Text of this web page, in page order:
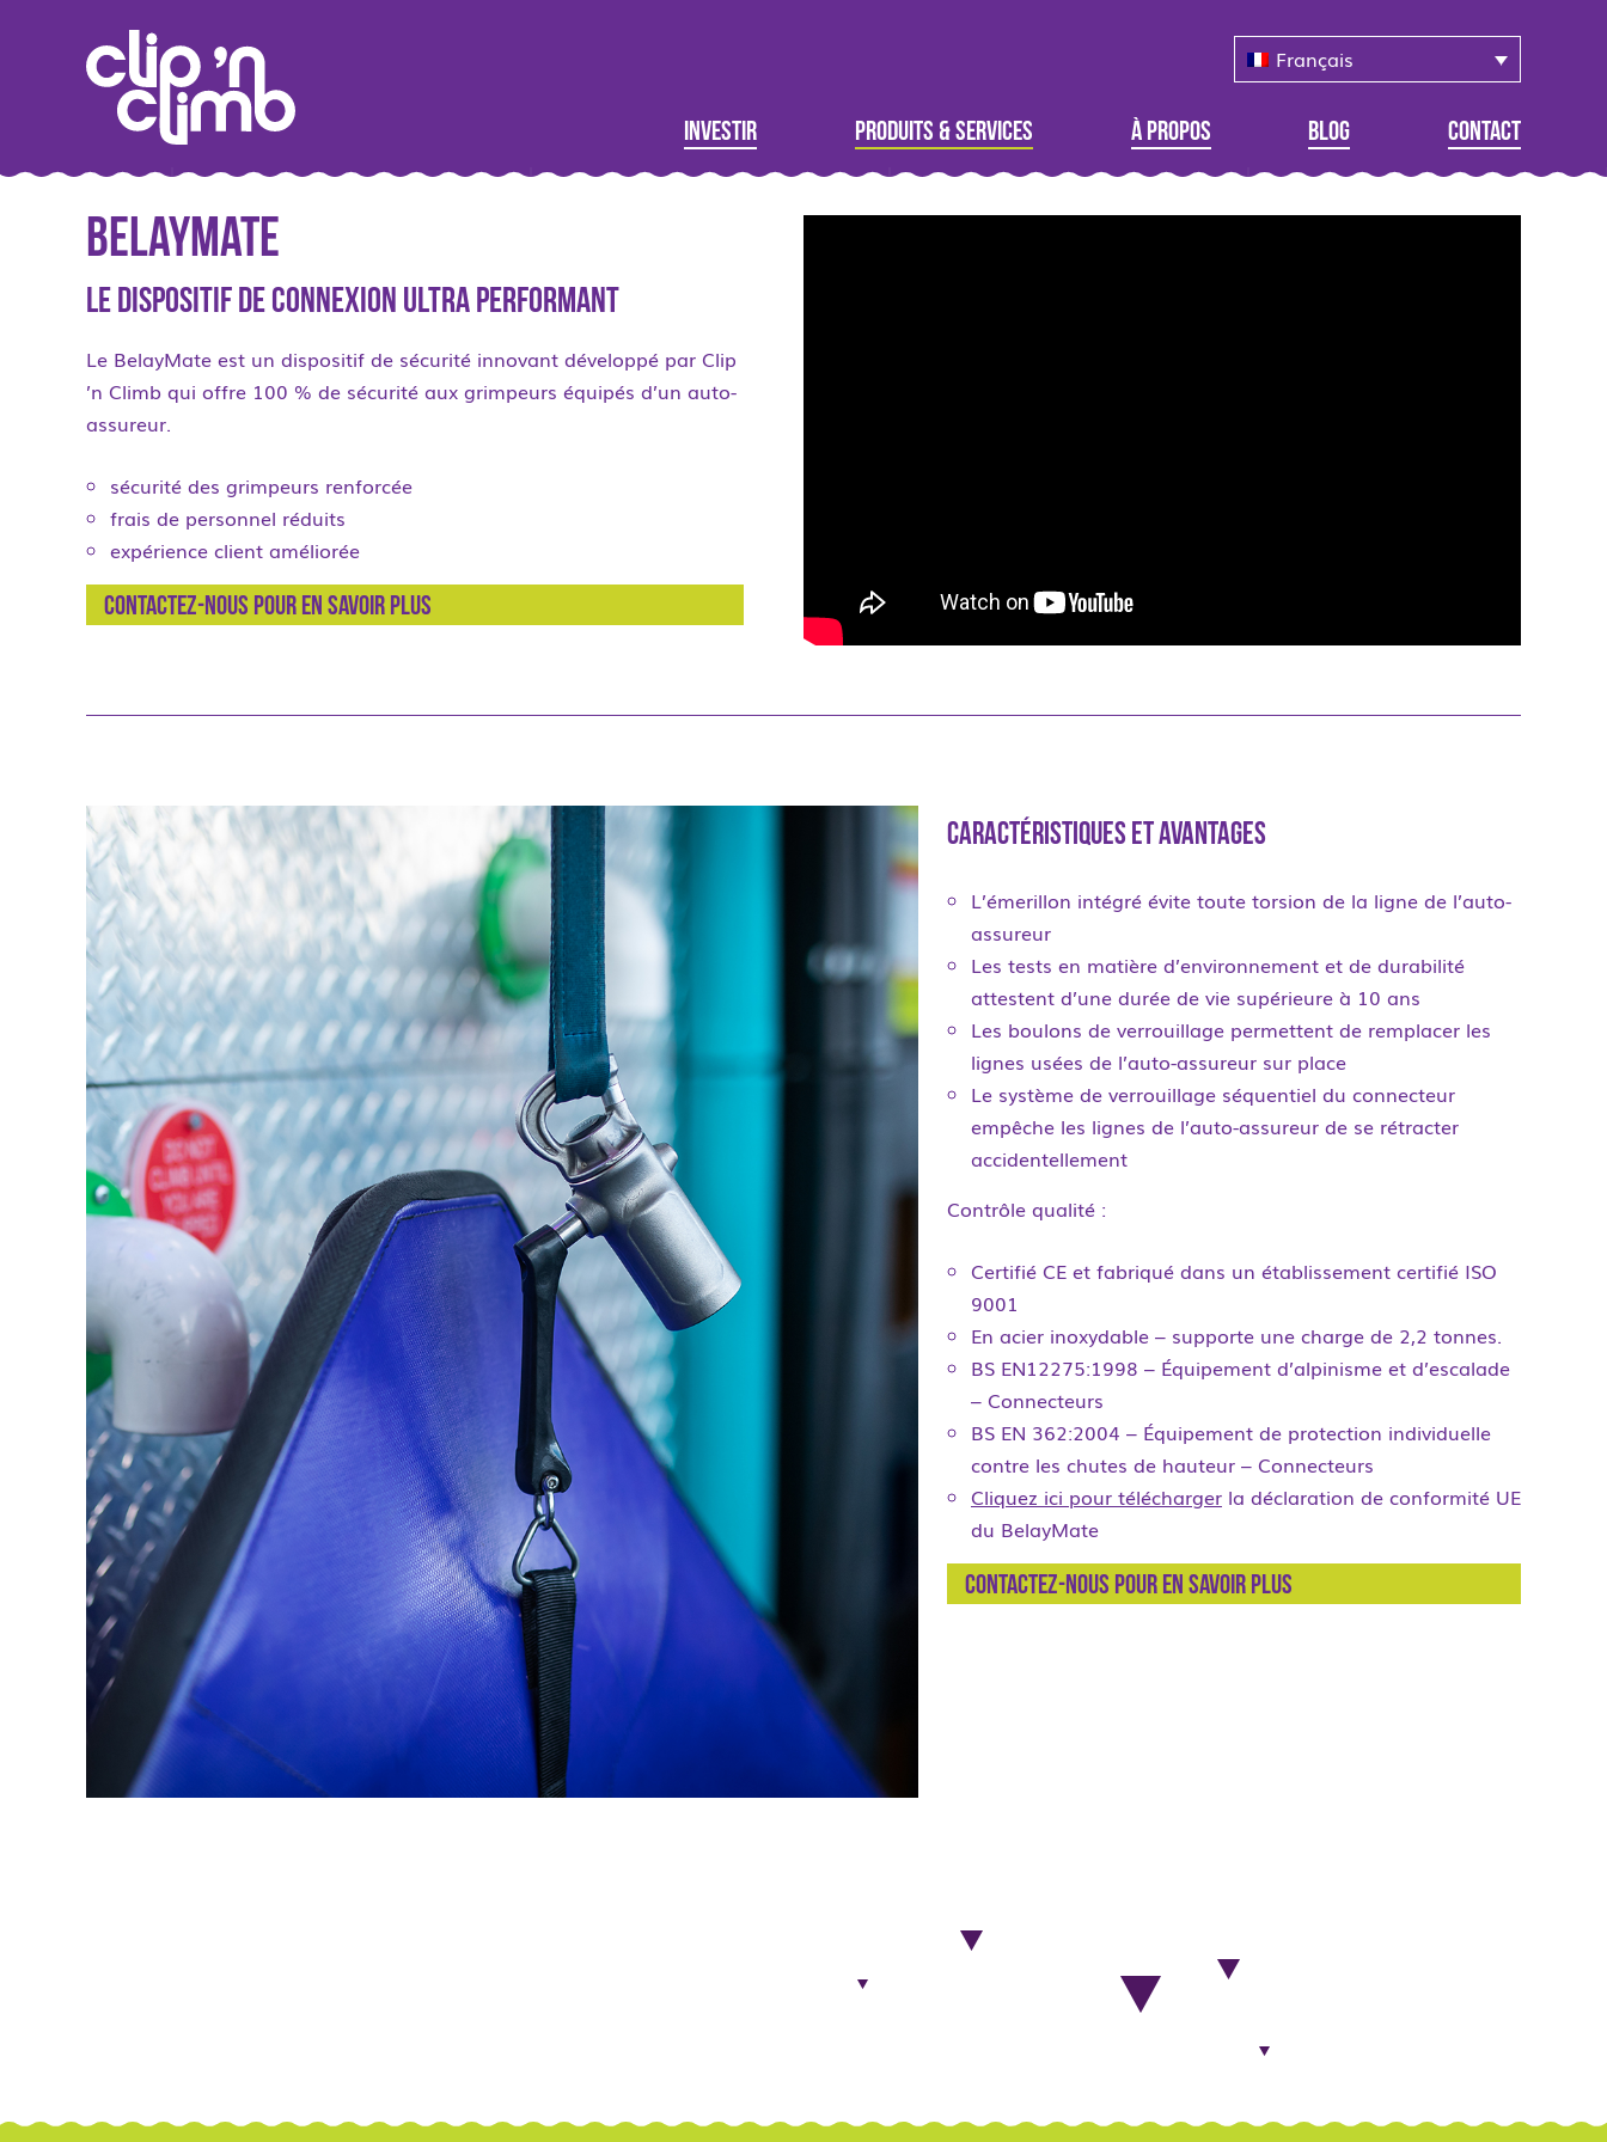
Français
Investir Produits & Services À propos Blog Contact
BelayMate
Le dispositif de connexion ultra performant
Le BelayMate est un dispositif de sécurité innovant développé par Clip
’n Climb qui offre 100 % de sécurité aux grimpeurs équipés d’un auto-
assureur.
sécurité des grimpeurs renforcée
frais de personnel réduits
expérience client améliorée
Contactez-nous pour en savoir plus
Caractéristiques et avantages
L’émerillon intégré évite toute torsion de la ligne de l’auto-
assureur
Les tests en matière d’environnement et de durabilité
attestent d’une durée de vie supérieure à 10 ans
Les boulons de verrouillage permettent de remplacer les
lignes usées de l’auto-assureur sur place
Le système de verrouillage séquentiel du connecteur
empêche les lignes de l’auto-assureur de se rétracter
accidentellement
Contrôle qualité :
Certifié CE et fabriqué dans un établissement certifié ISO
9001
En acier inoxydable – supporte une charge de 2,2 tonnes.
BS EN12275:1998 – Équipement d’alpinisme et d’escalade
– Connecteurs
BS EN 362:2004 – Équipement de protection individuelle
contre les chutes de hauteur – Connecteurs
Cliquez ici pour télécharger la déclaration de conformité UE
du BelayMate
Contactez-nous pour en savoir plus